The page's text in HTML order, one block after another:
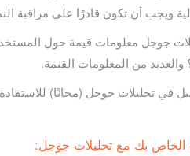
ويجب أن تكون قادرًا على مراقبة
جوجل معلومات قيمة حول
من المعلومات القيمة.
في تحليلات جوجل (مجانًا)
الخاص بك مع تحليلات جوجل: